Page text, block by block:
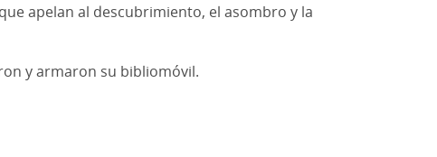
apelan al descubrimiento, el asombro y la
y armaron su bibliomóvil.